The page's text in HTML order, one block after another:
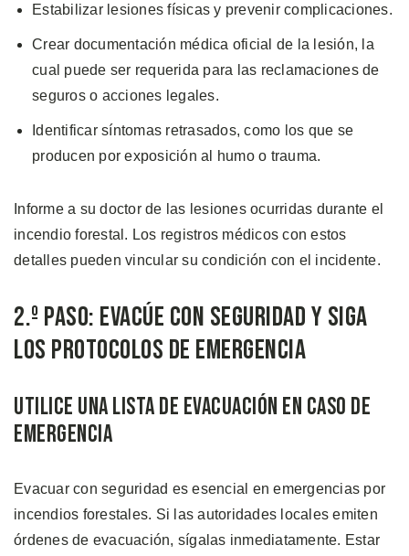
Estabilizar lesiones físicas y prevenir complicaciones.
Crear documentación médica oficial de la lesión, la
cual puede ser requerida para las reclamaciones de
seguros o acciones legales.
Identificar síntomas retrasados, como los que se
producen por exposición al humo o trauma.
Informe a su doctor de las lesiones ocurridas durante el
incendio forestal. Los registros médicos con estos
detalles pueden vincular su condición con el incidente.
2.º Paso: Evacúe con Seguridad y Siga
los Protocolos de Emergencia
Utilice una Lista De Evacuación en Caso de
Emergencia
Evacuar con seguridad es esencial en emergencias por
incendios forestales. Si las autoridades locales emiten
órdenes de evacuación, sígalas inmediatamente. Estar